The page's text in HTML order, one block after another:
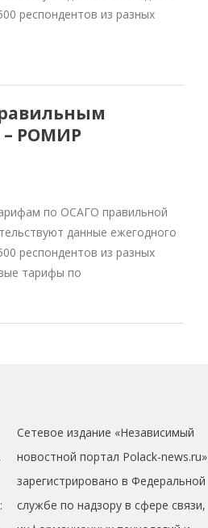
респондентов из разных
– РОМИР
по ОСАГО правильной
данные ежегодного
респондентов из разных
тарифы по
Сетевое издание «Независимый
новостной портал Polack-news.ru»
зарегистрировано в Федеральной
службе по надзору в сфере связи,